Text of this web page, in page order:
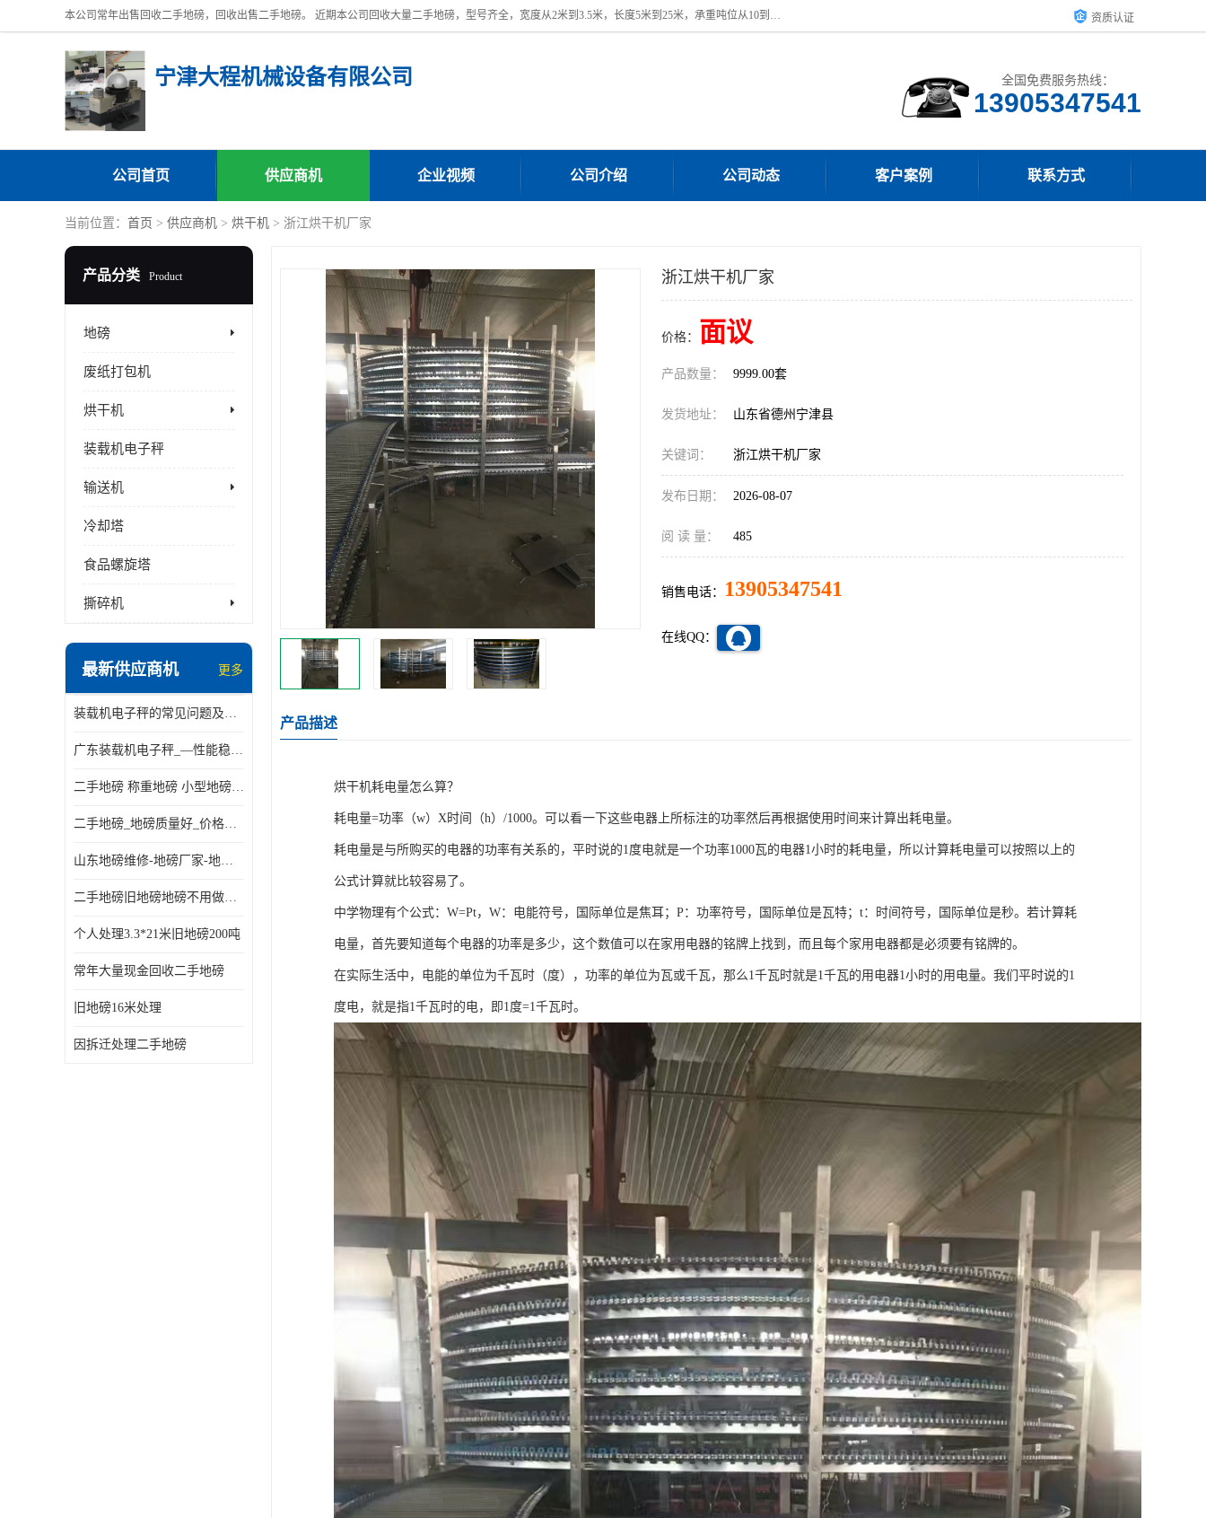
本公司常年出售回收二手地磅，回收出售二手地磅。 近期本公司回收大量二手地磅，型号齐全，宽度从2米到3.5米，长度5米到25米，承重吨位从10到200吨，成色7—9成新。 ? 使用年限6个月至2年，产品来源于个人闲置品，工矿企业停用品，因小换大而来。 精准度和新的一样， 二手地磅是内行人的选择，打个电话就省钱朋友您好等什么 资质认证
宁津大程机械设备有限公司 全国免费服务热线：
13905347541
公司首页 供应商机 企业视频 公司介绍 公司动态 客户案例 联系方式
当前位置： 首页 > 供应商机 > 烘干机 > 浙江烘干机厂家
产品分类 Product
地磅
废纸打包机
烘干机
装载机电子秤
输送机
冷却塔
食品螺旋塔
撕碎机
最新供应商机 更多
装载机电子秤的常见问题及解决方法介绍
广东装载机电子秤_—性能稳定—操作简单—品质可靠
二手地磅 称重地磅 小型地磅 一百吨地磅
二手地磅_地磅质量好_价格便宜这里找【地磅行家】
山东地磅维修-地磅厂家-地磅价格-二手地磅
二手地磅旧地磅地磅不用做地基
个人处理3.3*21米旧地磅200吨
常年大量现金回收二手地磅
旧地磅16米处理
因拆迁处理二手地磅
浙江烘干机厂家
价格： 面议
产品数量： 9999.00套
发货地址： 山东省德州宁津县
关键词： 浙江烘干机厂家
发布日期： 2026-08-07
阅 读 量： 485
销售电话： 13905347541
在线QQ：
产品描述
烘干机耗电量怎么算？
耗电量=功率（w）X时间（h）/1000。可以看一下这些电器上所标注的功率然后再根据使用时间来计算出耗电量。
耗电量是与所购买的电器的功率有关系的，平时说的1度电就是一个功率1000瓦的电器1小时的耗电量，所以计算耗电量可以按照以上的
公式计算就比较容易了。
中学物理有个公式：W=Pt，W：电能符号，国际单位是焦耳；P：功率符号，国际单位是瓦特；t：时间符号，国际单位是秒。若计算耗
电量，首先要知道每个电器的功率是多少，这个数值可以在家用电器的铭牌上找到，而且每个家用电器都是必须要有铭牌的。
在实际生活中，电能的单位为千瓦时（度），功率的单位为瓦或千瓦，那么1千瓦时就是1千瓦的用电器1小时的用电量。我们平时说的1
度电，就是指1千瓦时的电，即1度=1千瓦时。